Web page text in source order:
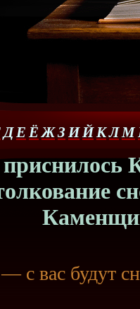
ДЕ Ё ЖЗ ИЙКЛМ
с вас будут